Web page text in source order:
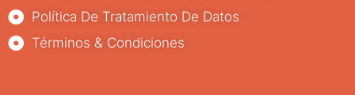
Política De Tratamiento De Datos
Términos & Condiciones